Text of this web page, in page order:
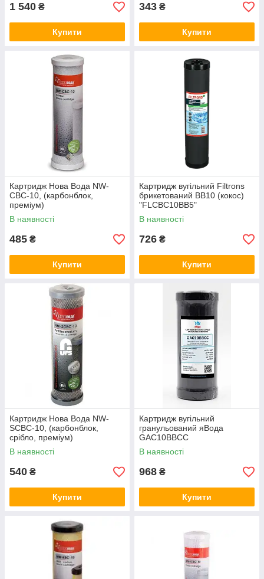
1 540 ₴
Купити
343 ₴
Купити
Картридж Нова Вода NW-
CBC-10, (карбонблок,
преміум)
В наявності
485 ₴
Купити
Картридж вугільний Filtrons
брикетований BB10 (кокос)
"FLCBC10BB5"
В наявності
726 ₴
Купити
Картридж Нова Вода NW-
SCBC-10, (карбонблок,
срібло, преміум)
В наявності
540 ₴
Купити
Картридж вугільний
гранульований яВода
GAC10BBCC
В наявності
968 ₴
Купити